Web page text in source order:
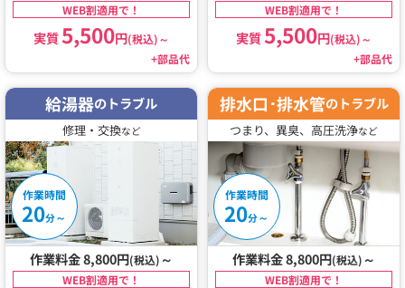
WEB割適用で！
実質5,500円(税込)～
+部品代
WEB割適用で！
実質5,500円(税込)～
+部品代
給湯器のトラブル
修理・交換など
作業時間
20分～
作業料金 8,800円(税込) ～
WEB割適用で！
排水口･排水管のトラブル
つまり、異臭、高圧洗浄など
作業時間
20分～
作業料金 8,800円(税込) ～
WEB割適用で！